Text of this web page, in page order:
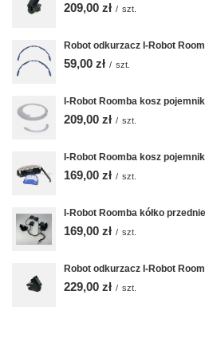
209,00 zł / szt.
Robot odkurzacz I-Robot
59,00 zł / szt.
I-Robot Roomba kosz
209,00 zł / szt.
I-Robot Roomba kosz
169,00 zł / szt.
I-Robot Roomba kółko
169,00 zł / szt.
Robot odkurzacz I-Robot
229,00 zł / szt.